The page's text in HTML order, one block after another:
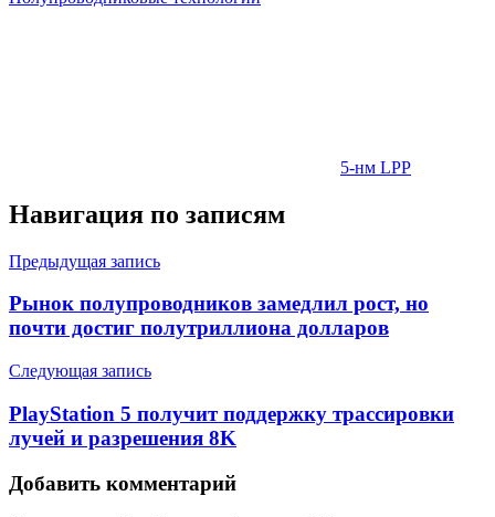
5-нм LPP
Навигация по записям
Предыдущая запись
Рынок полупроводников замедлил рост, но
почти достиг полутриллиона долларов
Следующая запись
PlayStation 5 получит поддержку трассировки
лучей и разрешения 8K
Добавить комментарий